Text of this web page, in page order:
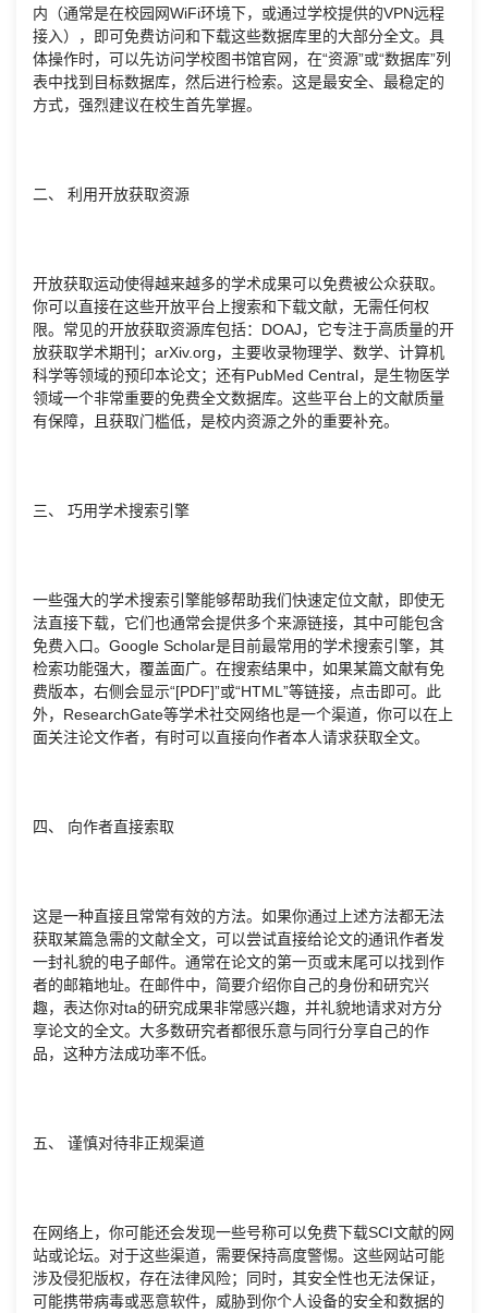
内（通常是在校园网WiFi环境下，或通过学校提供的VPN远程
接入），即可免费访问和下载这些数据库里的大部分全文。具
体操作时，可以先访问学校图书馆官网，在“资源”或“数据库”列
表中找到目标数据库，然后进行检索。这是最安全、最稳定的
方式，强烈建议在校生首先掌握。
二、 利用开放获取资源
开放获取运动使得越来越多的学术成果可以免费被公众获取。
你可以直接在这些开放平台上搜索和下载文献，无需任何权
限。常见的开放获取资源库包括：DOAJ，它专注于高质量的开
放获取学术期刊；arXiv.org，主要收录物理学、数学、计算机
科学等领域的预印本论文；还有PubMed Central，是生物医学
领域一个非常重要的免费全文数据库。这些平台上的文献质量
有保障，且获取门槛低，是校内资源之外的重要补充。
三、 巧用学术搜索引擎
一些强大的学术搜索引擎能够帮助我们快速定位文献，即使无
法直接下载，它们也通常会提供多个来源链接，其中可能包含
免费入口。Google Scholar是目前最常用的学术搜索引擎，其
检索功能强大，覆盖面广。在搜索结果中，如果某篇文献有免
费版本，右侧会显示“[PDF]”或“HTML”等链接，点击即可。此
外，ResearchGate等学术社交网络也是一个渠道，你可以在上
面关注论文作者，有时可以直接向作者本人请求获取全文。
四、 向作者直接索取
这是一种直接且常常有效的方法。如果你通过上述方法都无法
获取某篇急需的文献全文，可以尝试直接给论文的通讯作者发
一封礼貌的电子邮件。通常在论文的第一页或末尾可以找到作
者的邮箱地址。在邮件中，简要介绍你自己的身份和研究兴
趣，表达你对ta的研究成果非常感兴趣，并礼貌地请求对方分
享论文的全文。大多数研究者都很乐意与同行分享自己的作
品，这种方法成功率不低。
五、 谨慎对待非正规渠道
在网络上，你可能还会发现一些号称可以免费下载SCI文献的网
站或论坛。对于这些渠道，需要保持高度警惕。这些网站可能
涉及侵犯版权，存在法律风险；同时，其安全性也无法保证，
可能携带病毒或恶意软件，威胁到你个人设备的安全和数据的